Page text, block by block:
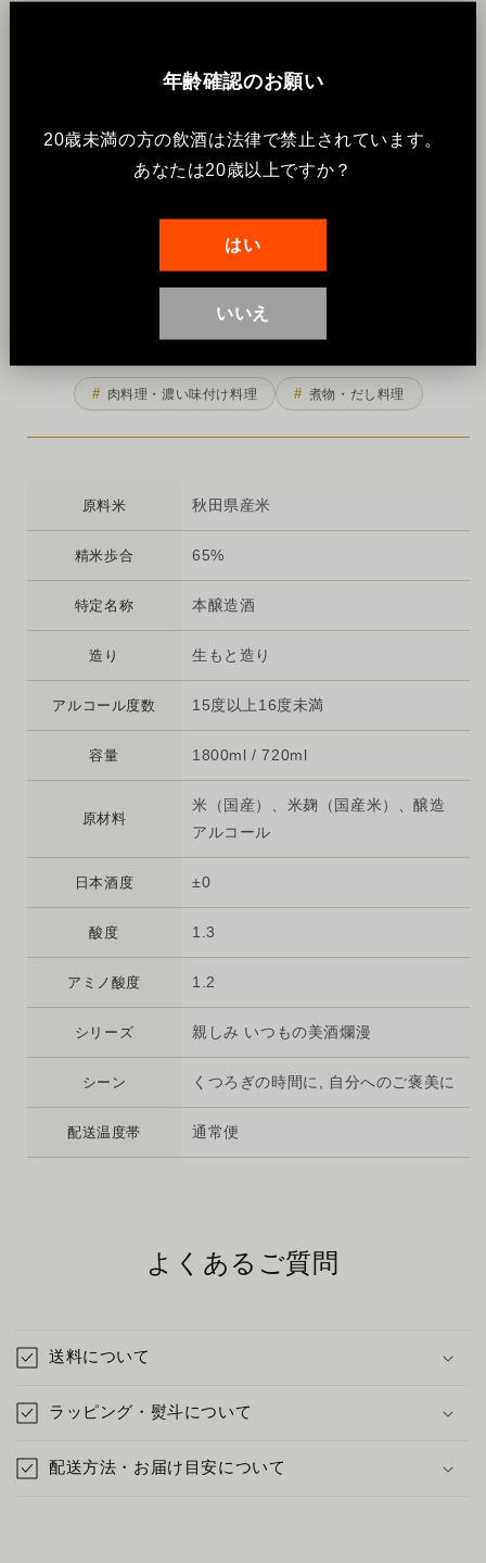
おすすめのペアリング
肉料理・濃い味付け料理 煮物・だし料理
原料米 秋田県産米
精米歩合 65%
特定名称 本醸造酒
造り 生もと造り
アルコール度数 15度以上16度未満
容量 1800ml / 720ml
原材料
米（国産）、米麹（国産米）、醸造
アルコール
日本酒度 ±0
酸度 1.3
アミノ酸度 1.2
シリーズ 親しみ いつもの美酒爛漫
シーン くつろぎの時間に, 自分へのご褒美に
配送温度帯 通常便
よくあるご質問
送料について
ラッピング・熨斗について
配送方法・お届け目安について
年齢確認のお願い
20歳未満の方の飲酒は法律で禁止されています。
あなたは20歳以上ですか？
はい
いいえ